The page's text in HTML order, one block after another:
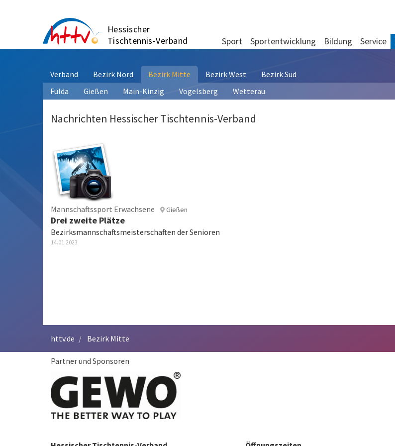
Hessischer
Tischtennis-Verband
Sport Sportentwicklung Bildung Service
Verband Bezirk Nord Bezirk Mitte Bezirk West
Bezirk Süd
Fulda
Gießen Main-Kinzig Vogelsberg Wetterau
Nachrichten Hessischer Tischtennis-Verband
Mannschaftssport Erwachsene Gießen
Drei zweite Plätze
Bezirksmannschaftsmeisterschaften der Senioren
14.01.2023
httv.de Bezirk Mitte
Partner und Sponsoren